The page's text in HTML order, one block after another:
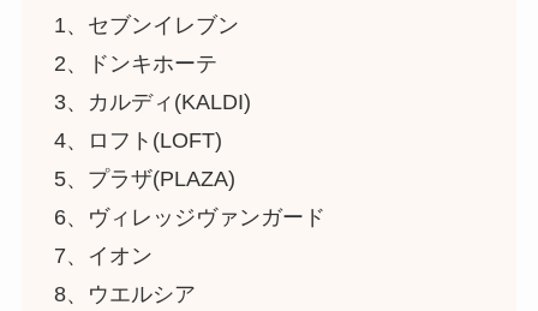
1、セブンイレブン
2、ドンキホーテ
3、カルディ(KALDI)
4、ロフト(LOFT)
5、プラザ(PLAZA)
6、ヴィレッジヴァンガード
7、イオン
8、ウエルシア